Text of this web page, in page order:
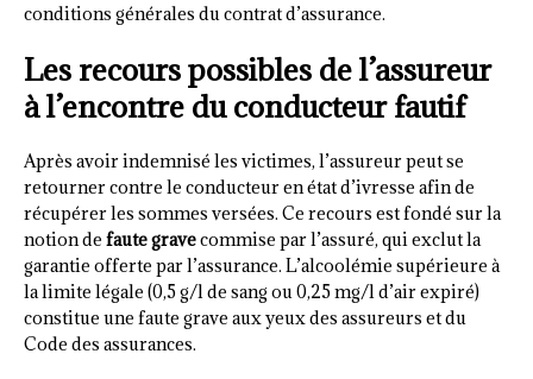
conditions générales du contrat d’assurance.
Les recours possibles de l’assureur
à l’encontre du conducteur fautif
Après avoir indemnisé les victimes, l’assureur peut se
retourner contre le conducteur en état d’ivresse afin de
récupérer les sommes versées. Ce recours est fondé sur la
notion de faute gravecommise par l’assuré, qui exclut la
garantie offerte par l’assurance. L’alcoolémie supérieure à
la limite légale (0,5 g/l de sang ou 0,25 mg/l d’air expiré)
constitue une faute grave aux yeux des assureurs et du
Code des assurances.